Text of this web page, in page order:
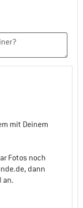
mit Deinem
Fotos noch
, dann
an.